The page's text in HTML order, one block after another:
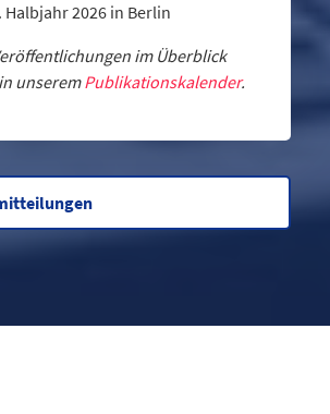
Halbjahr 2026 in Berlin
im Überblick
unseremPublikationskalender.